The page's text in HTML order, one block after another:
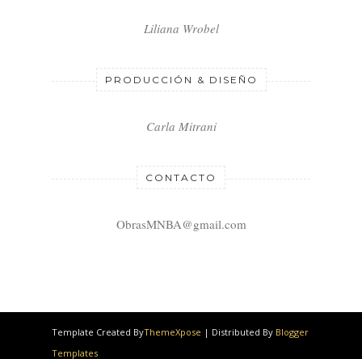
Liliana Wrobel
PRODUCCIÓN & DISEÑO
Carla Mitrani
CONTACTO
ObrasMNBA@gmail.com
Template Created ByThemeXpose | Distributed By Blogger
Templates